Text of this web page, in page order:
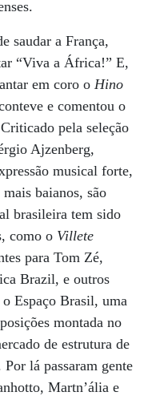
saudar a França,
“Viva a África!” E,
em coro o Hino
e comentou o
pela seleção
Ajzenberg,
musical forte,
baianos, são
brasileira tem sido
como o Villete
para Tom Zé,
Brazil, e outros
Espaço Brasil, uma
montada no
de estrutura de
lá passaram gente
Martn’ália e